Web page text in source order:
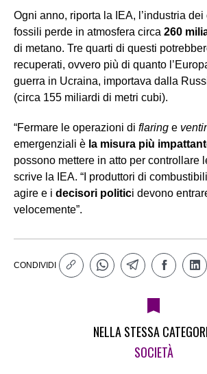
Ogni anno, riporta la IEA, l’industria
fossili perde in atmosfera circa 260
di metano. Tre quarti di questi
recuperati, ovvero più di quanto
guerra in Ucraina, importava dalla
(circa 155 miliardi di metri cubi).
“Fermare le operazioni di flaring e
emergenziali è la misura più
possono mettere in atto per controllare
scrive la IEA. “I produttori di
agire e i decisori politici devono
velocemente”.
CONDIVIDI
NELLA STESSA
SOCIETÀ